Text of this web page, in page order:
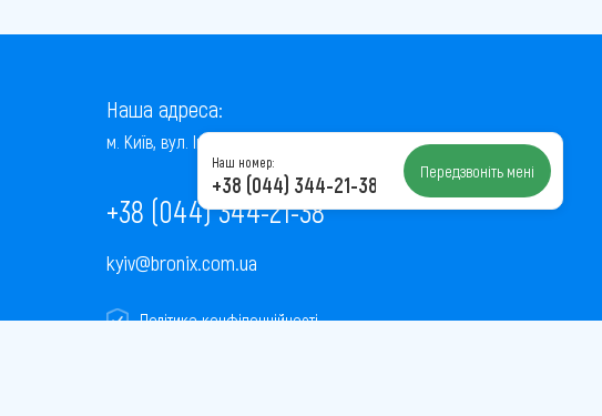
Наша адреса:
м. Київ, вул. Інститутська, 22/7, оф. 41
+38 (044) 344-21-38
kyiv@bronix.com.ua
Політика конфіденційності
Наш номер:
+38 (044) 344-21-38 Передзвоніть мені